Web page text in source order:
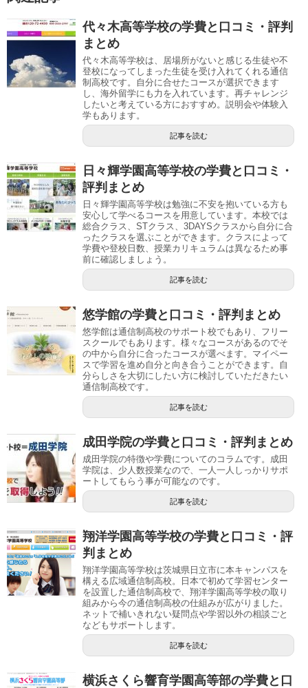
代々木高等学校の学費と口コミ・評判
まとめ
代々木高等学校は、居場所がないと感じる生徒や不
登校になってしまった生徒を受け入れてくれる通信
制高校です。自分に合せたコースが選択できます
し、海外留学にも力を入れています。再チャレンジ
したいと考えている方におすすめ。説明会や体験入
学もあります。
記事を読む
日々輝学園高等学校の学費と口コミ・
評判まとめ
日々輝学園高等学校は勉強に不安を抱いている方も
安心して学べるコースを用意しています。本校では
総合クラス、STクラス、3DAYSクラスから自分に合
ったクラスを選ぶことができます。クラスによって
学費や登校日数、授業カリキュラムは異なるため事
前に確認しましょう。
記事を読む
悠学館の学費と口コミ・評判まとめ
悠学館は通信制高校のサポート校でもあり、フリー
スクールでもあります。様々なコースがあるのでそ
の中から自分に合ったコースが選べます。マイペー
スで学習を進め自分と向き合うことができます。自
分らしさを大切にしたい方に検討していただきたい
通信制高校です。
記事を読む
成田学院の学費と口コミ・評判まとめ
成田学院の特徴や学費についてのコラムです。成田
学院は、少人数授業なので、一人一人しっかりサポ
ートしてもらう事が可能なのです。
記事を読む
翔洋学園高等学校の学費と口コミ・評
判まとめ
翔洋学園高等学校は茨城県日立市に本キャンパスを
構える広域通信制高校。日本で初めて学習センター
を設置した通信制高校で、翔洋学園高等学校の取り
組みから今の通信制高校の仕組みが広がりました。
ネットで補いきれない疑問点や学習以外の相談ごと
などもサポートします。
記事を読む
横浜さくら響育学園高等部の学費と口